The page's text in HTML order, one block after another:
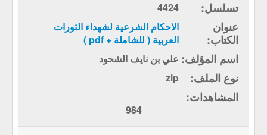
4424
الاحكام الشرعية لشهداء الثورات
العربية ( للشاملة + pdf )
علي بن نايف الشحود
zip
984